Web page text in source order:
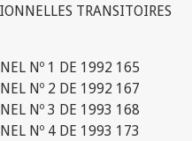
TRANSITOIRES
Nº 1 DE 1992 165
Nº 2 DE 1992 167
Nº 3 DE 1993 168
Nº 4 DE 1993 173